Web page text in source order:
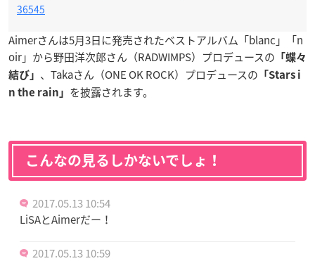
36545
Aimerさんは5月3日に発売されたベストアルバム「blanc」「n
oir」から野田洋次郎さん（RADWIMPS）プロデュースの 「蝶々
結び」 、Takaさん（ONE OK ROCK）プロデュースの 「Stars i
n the rain」 を披露されます。
こんなの見るしかないでしょ！
2017.05.13 10:54
LiSAとAimerだー！
2017.05.13 10:59